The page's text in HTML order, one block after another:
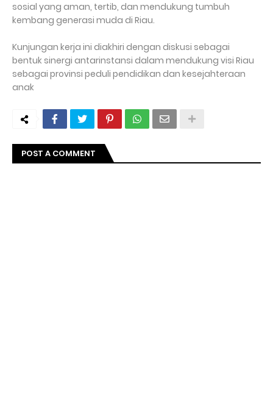
sosial yang aman, tertib, dan mendukung tumbuh
kembang generasi muda di Riau.
Kunjungan kerja ini diakhiri dengan diskusi sebagai
bentuk sinergi antarinstansi dalam mendukung visi Riau
sebagai provinsi peduli pendidikan dan kesejahteraan
anak
POST A COMMENT